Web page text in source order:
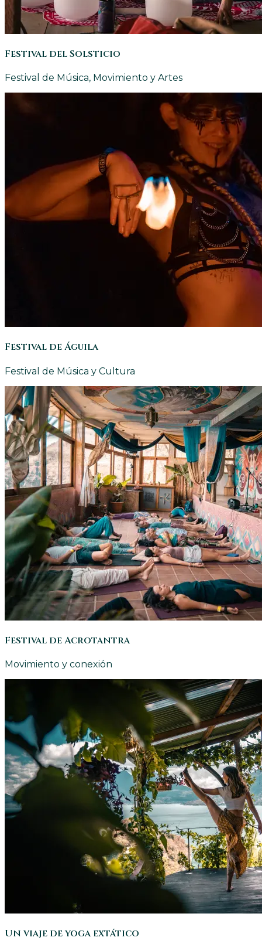
Festival del Solsticio
Festival de Música, Movimiento y Artes
Festival de Águila
Festival de Música y Cultura
Festival de Acrotantra
Movimiento y conexión
Un viaje de yoga extático